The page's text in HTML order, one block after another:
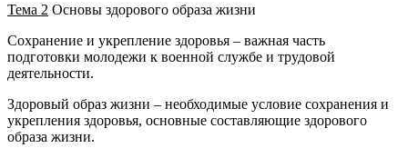
Тема 2 Основы здорового образа жизни
Сохранение и укрепление здоровья – важная часть
подготовки молодежи к военной службе и трудовой
деятельности.
Здоровый образ жизни – необходимые условие сохранения и
укрепления здоровья, основные составляющие здорового
образа жизни.